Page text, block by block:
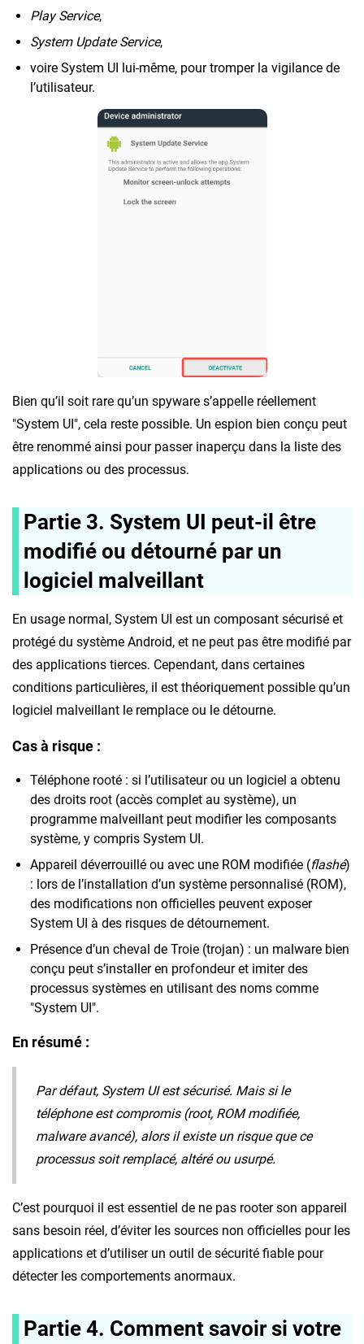
Play Service,
System Update Service,
voire System UI lui-même, pour tromper la vigilance de
l’utilisateur.
Bien qu’il soit rare qu’un spyware s’appelle réellement
"System UI", cela reste possible. Un espion bien conçu peut
être renommé ainsi pour passer inaperçu dans la liste des
applications ou des processus.
Partie 3. System UI peut-il être
modifié ou détourné par un
logiciel malveillant
En usage normal, System UI est un composant sécurisé et
protégé du système Android, et ne peut pas être modifié par
des applications tierces. Cependant, dans certaines
conditions particulières, il est théoriquement possible qu’un
logiciel malveillant le remplace ou le détourne.
Cas à risque :
Téléphone rooté : si l’utilisateur ou un logiciel a obtenu
des droits root (accès complet au système), un
programme malveillant peut modifier les composants
système, y compris System UI.
Appareil déverrouillé ou avec une ROM modifiée (flashé)
: lors de l’installation d’un système personnalisé (ROM),
des modifications non officielles peuvent exposer
System UI à des risques de détournement.
Présence d’un cheval de Troie (trojan) : un malware bien
conçu peut s’installer en profondeur et imiter des
processus systèmes en utilisant des noms comme
"System UI".
En résumé :
Par défaut, System UI est sécurisé. Mais si le
téléphone est compromis (root, ROM modifiée,
malware avancé), alors il existe un risque que ce
processus soit remplacé, altéré ou usurpé.
C’est pourquoi il est essentiel de ne pas rooter son appareil
sans besoin réel, d’éviter les sources non officielles pour les
applications et d’utiliser un outil de sécurité fiable pour
détecter les comportements anormaux.
Partie 4. Comment savoir si votre